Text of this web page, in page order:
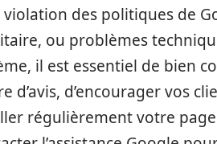
violation des politiques de
ou problèmes
il est essentiel de bien
d’avis, d’encourager vos
régulièrement votre page